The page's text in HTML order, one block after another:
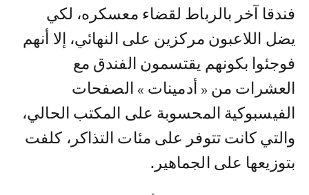
فندقا آخر بالرباط لقضاء معسكره، لكي
يضل اللاعبون مركزين على النهائي، إلا أنهم
فوجئوا بكونهم يقتسمون الفندق مع
العشرات من « أدمينات » الصفحات
الفيسبوكية المحسوبة على المكتب الحالي،
والتي كانت تتوفر على مئات التذاكر، كلفت
بتوزيعها على الجماهير.